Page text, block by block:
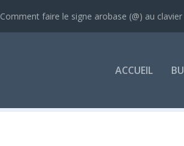
Comment faire le signe arobase (@) au clavier
ACCUEIL